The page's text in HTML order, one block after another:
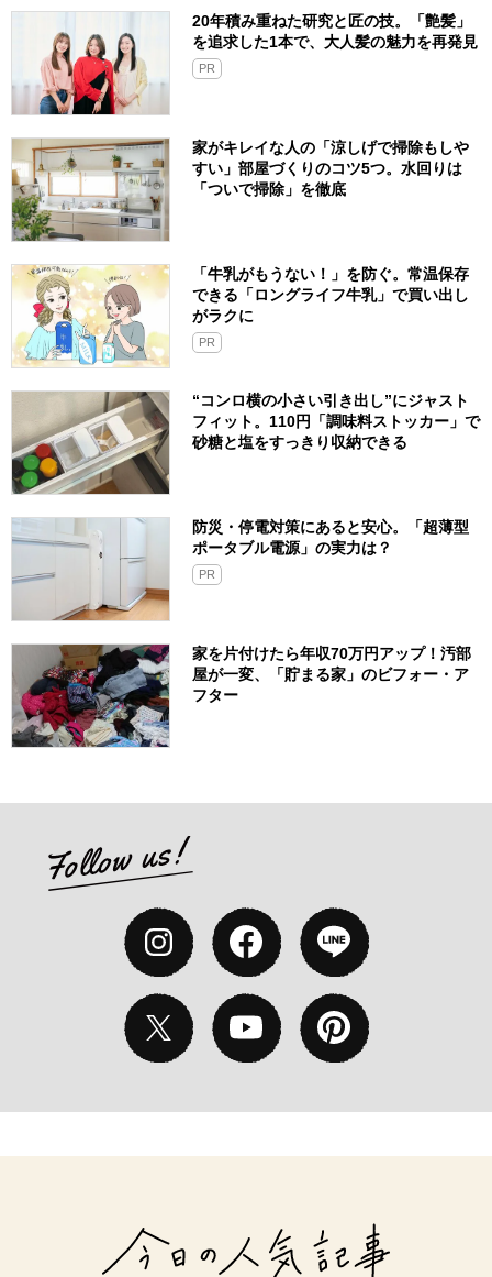
20年積み重ねた研究と匠の技。「艶髪」
を追求した1本で、大人髪の魅力を再発見
PR
家がキレイな人の「涼しげで掃除もしや
すい」部屋づくりのコツ5つ。水回りは
「ついで掃除」を徹底
「牛乳がもうない！」を防ぐ。常温保存
できる「ロングライフ牛乳」で買い出し
がラクに
PR
“コンロ横の小さい引き出し”にジャスト
フィット。110円「調味料ストッカー」で
砂糖と塩をすっきり収納できる
防災・停電対策にあると安心。「超薄型
ポータブル電源」の実力は？​
PR
家を片付けたら年収70万円アップ！汚部
屋が一変、「貯まる家」のビフォー・ア
フター